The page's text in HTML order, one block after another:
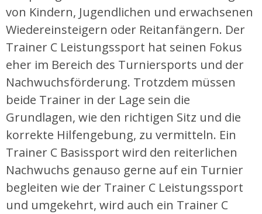
von Kindern, Jugendlichen und erwachsenen
Wiedereinsteigern oder Reitanfängern. Der
Trainer C Leistungssport hat seinen Fokus
eher im Bereich des Turniersports und der
Nachwuchsförderung. Trotzdem müssen
beide Trainer in der Lage sein die
Grundlagen, wie den richtigen Sitz und die
korrekte Hilfengebung, zu vermitteln. Ein
Trainer C Basissport wird den reiterlichen
Nachwuchs genauso gerne auf ein Turnier
begleiten wie der Trainer C Leistungssport
und umgekehrt, wird auch ein Trainer C